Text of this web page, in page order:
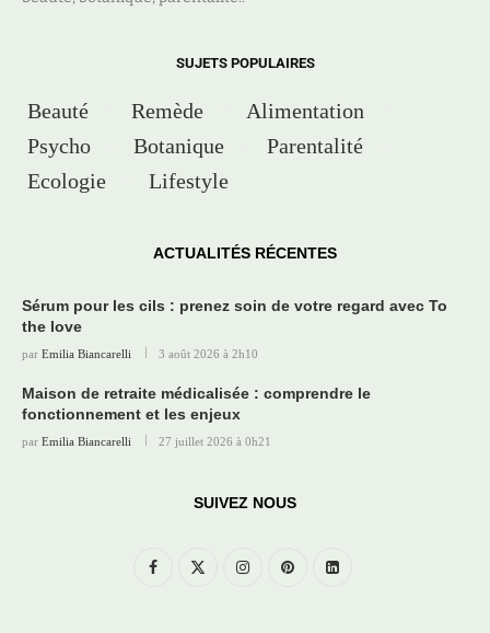
SUJETS POPULAIRES
Beauté Remède
Alimentation
Psycho
Botanique
Parentalité
Ecologie
Lifestyle
ACTUALITÉS RÉCENTES
Sérum pour les cils : prenez soin de votre regard avec To
the love
par Emilia Biancarelli 3 août 2026 à 2h10
Maison de retraite médicalisée : comprendre le
fonctionnement et les enjeux
par Emilia Biancarelli 27 juillet 2026 à 0h21
SUIVEZ NOUS